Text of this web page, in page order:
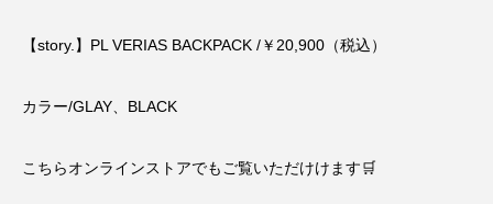
【story.】PL VERIAS BACKPACK /￥20,900（税込）
カラー/GLAY、BLACK
こちらオンラインストアでもご覧いただけけます🛒